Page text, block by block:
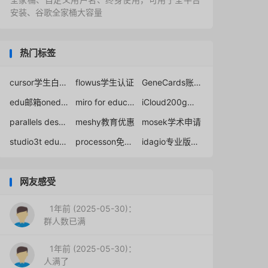
安装、谷歌全家桶大容量
热门标签
cursor学生白嫖1年 flowus学生认证
GeneCards账号申请
edu邮箱onedrive永久
miro for education
iCloud200g教育版
parallels desktop教育版
meshy教育优惠
mosek学术申请
studio3t education
processon免破解会员获取 idagio专业版免费下载安卓
网友感受
1年前 (2025-05-30)：
群人数已满
1年前 (2025-05-30)：
人满了